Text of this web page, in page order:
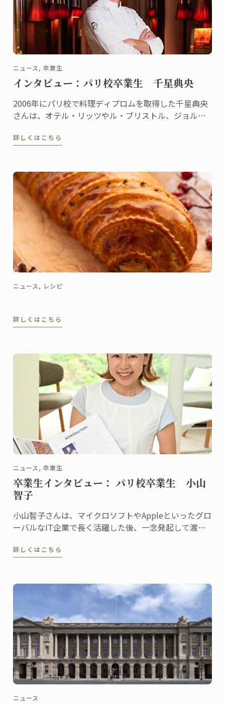
ニュース, 卒業生
インタビュー：パリ校卒業生 千星典央
2006年にパリ校で料理ディプロムを取得した千星典央
さんは、オテル・リッツやル・ブリストル、ジョルジ
の高級リゾート、ヘビチホテル＆リゾートのエグゼク
詳しくはこちら
ニュース, レシピ
詳しくはこちら
ニュース, 卒業生
卒業生インタビュー： パリ校卒業生 小山
智子
小山智子さんは、マイクロソフトやAppleといったグロ
ーバルなIT企業で長く活躍した後、一念発起して渡
た。
詳しくはこちら
ニュース